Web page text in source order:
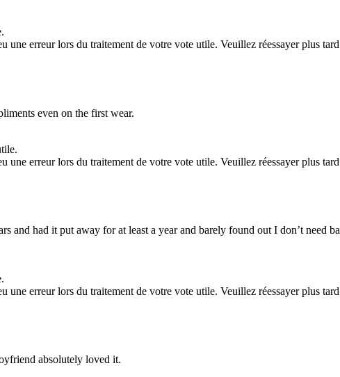
une erreur lors du traitement de votre vote utile. Veuillez réessayer plus
even on the first wear.
une erreur lors du traitement de votre vote utile. Veuillez réessayer plus
and had it put away for at least a year and barely found out I don’t need
une erreur lors du traitement de votre vote utile. Veuillez réessayer plus
absolutely loved it.